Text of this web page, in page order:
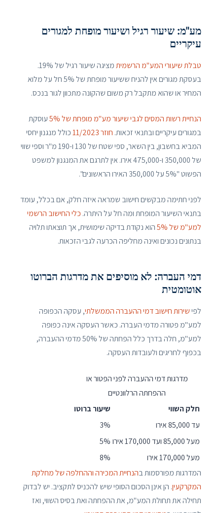
מע"מ: שיעור רגיל ושיעור מופחת למגורים
עיקריים
טבלת שיעורי המע"מ הרשמית
מציגה שיעור רגיל של 19%.
בעסקת מגורים אין להניח ששיעור מופחת של 5% חל על מלוא
המחיר או שהוא מתקבל רק משום שהקונה מתכוון לגור בנכס.
הנחיית רשות המסים לגבי שיעור מע"מ מופחת של 5%
עוסקת
במגורים עיקריים ובתנאי זכאות. חוזר 11/2023
כולל מנגנון יחסי
המביא בחשבון, בין השאר, ספי שטח של 130 ו-190 מ"ר וספי שווי
של 350,000 ו-475,000 אירו. אין לתרגם את המנגנון למשפט
הפשוט "5% על 350,000 האירו הראשונים".
לפני חתימה מבקשים חישוב שמראה איזה חלק, אם בכלל, עומד
בתנאי השיעור המופחת ומה חל על היתרה. כלי החישוב הרשמי
למע"מ של 5%
הוא נקודת בדיקה שימושית, אך תוצאתו תלויה
בנתונים נכונים ואינה מחליפה הכרעה לגבי הזכאות.
דמי העברה: לא מוסיפים את מדרגות הברוטו
אוטומטית
לפישירות חישוב דמי ההעברה הממשלתי, עסקה הכפופה
למע"מ פטורה מדמי העברה. כאשר העסקה אינה כפופה
למע"מ, חלה בדרך כלל הפחתה של 50% מדמי ההעברה,
בכפוף לחריגים ולעובדות העסקה.
מדרגות דמי ההעברה לפני הפטור או
ההפחתה הרלוונטיים
חלק השווי
שיעור ברוטו
עד 85,000 אירו
3%
מעל 85,000 ועד 170,000 אירו
5%
מעל 170,000 אירו
8%
המדרגות מפורסמות בהנחיית המכירה וההחלפה של מחלקת
המקרקעין. הן אינן הסכום הסופי שיש להכניס לתקציב. יש לבדוק
תחילה את תחולת המע"מ, את ההפחתה ואת בסיס השווי, ואז